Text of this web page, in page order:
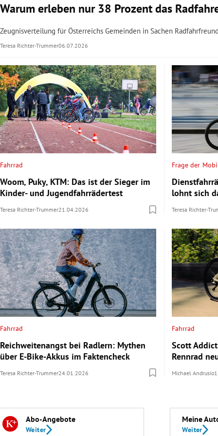
Warum erleben nur 38 Prozent das
Zeugnisverteilung für Österreichs Gemeinden in Sachen
Teresa Richter-Trummer06.07.2026
Fahrrad
Woom, Puky, KTM: Das ist der Sieger im
Kinder- und Jugendfahrrädertest
Teresa Richter-Trummer21.04.2026
Frage der
lohnt sich
Teresa Richter-
Fahrrad
Reichweitenangst bei Radlern: Mythen
über E-Bike-Akkus im Faktencheck
Teresa Richter-Trummer24.01.2026
Fahrrad
Scott
Rennrad
Michael Andrusio
Abo-Angebote
Weiter
Meine
Weiter